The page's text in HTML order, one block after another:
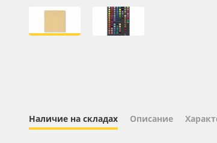
Сублимация и термотрансфер
Новинки ассортимента
Наличие на складах Описание